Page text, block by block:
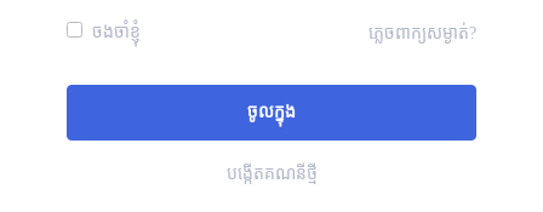
ចងចាំខ្ញុំ ភ្លេចពាក្យសម្ងាត់?
បង្កើតគណនីថ្មី